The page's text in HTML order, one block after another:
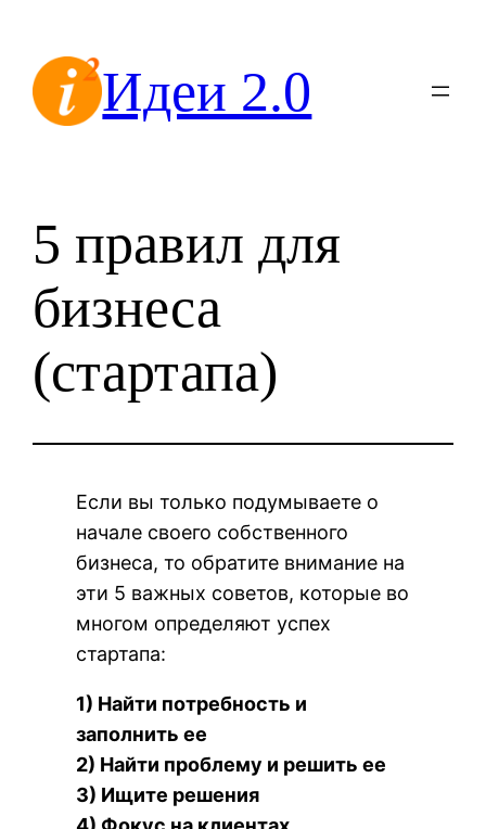
содержимомуИдеи 2.0
5 правил для
бизнеса
(стартапа)
Если вы только подумываете о
начале своего собственного
бизнеса, то обратите внимание на
эти 5 важных советов, которые во
многом определяют успех
стартапа:
1) Найти потребность и
заполнить ее
2) Найти проблему и решить ее
3) Ищите решения